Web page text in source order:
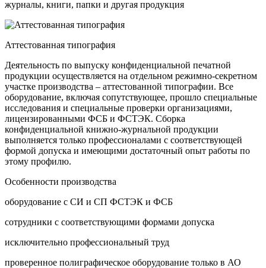
журналы, книги, папки и другая продукция
Аттестованная типография
Деятельность по выпуску конфиденциальной печатной
продукции осуществляется на отдельном режимно-секретном
участке производства – аттестованной типографии. Все
оборудование, включая сопутствующее, прошло специальные
исследования и специальные проверки организациями,
лицензированными ФСБ и ФСТЭК. Сборка
конфиденциальной книжно-журнальной продукции
выполняется только профессионалами с соответствующей
формой допуска и имеющими достаточный опыт работы по
этому профилю.
Особенности производства
оборудование с СИ и СП ФСТЭК и ФСБ
сотрудники с соответствующими формами допуска
исключительно профессиональный труд
проверенное полиграфическое оборудование только в АО